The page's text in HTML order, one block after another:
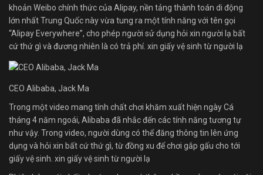
khoản Weibo chính thức của Alipay, nền tảng thành toán di động
lớn nhất Trung Quốc này vừa tung ra một tính năng với tên gọi
“Alipay Everywhere”, cho phép người sử dụng hỏi xin người lạ bất
cứ thứ gì và đương nhiên là có trả phí. xin giấy vệ sinh từ người lạ
CEO Alibaba, Jack Ma
Trong một video mang tính chất chơi khăm xuất hiện ngày Cá
tháng 4 năm ngoái, Alibaba đã nhắc đến các tính năng tương tự
như vậy. Trong video, người dùng có thể đăng thông tin lên ứng
dụng và hỏi xin bất cứ thứ gì, từ đồng xu để chơi gắp gấu cho tới
giấy vệ sinh. xin giấy vệ sinh từ người lạ